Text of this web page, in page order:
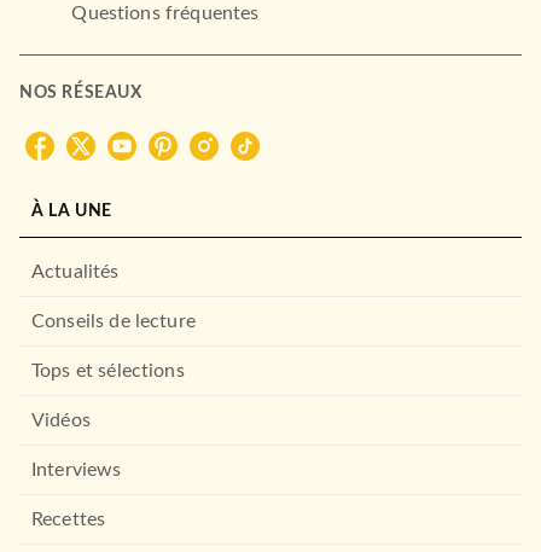
Questions fréquentes
NOS RÉSEAUX
À LA UNE
Actualités
Conseils de lecture
Tops et sélections
Vidéos
Interviews
Recettes